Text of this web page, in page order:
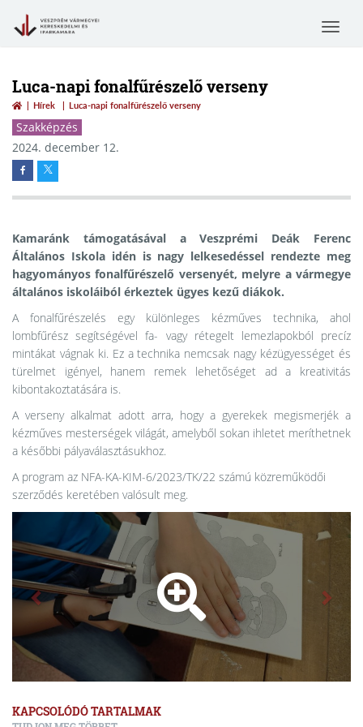
Toggle
Luca-napi fonalfűrészelő verseny
Hírek Luca-napi fonalfűrészelő verseny
Szakképzés
2024. december 12.
Kamaránk támogatásával a Veszprémi Deák Ferenc
Általános Iskola idén is nagy lelkesedéssel rendezte meg
hagyományos fonalfűrészelő versenyét, melyre a vármegye
általános iskoláiból érkeztek ügyes kezű diákok.
A fonalfűrészelés egy különleges kézműves technika, ahol
lombfűrész segítségével fa- vagy rétegelt lemezlapokból precíz
mintákat vágnak ki. Ez a technika nemcsak nagy kézügyességet és
türelmet igényel, hanem remek lehetőséget ad a kreativitás
kibontakoztatására is.
A verseny alkalmat adott arra, hogy a gyerekek megismerjék a
kézműves mesterségek világát, amelyből sokan ihletet meríthetnek
a későbbi pályaválasztásukhoz.
A program az NFA-KA-KIM-6/2023/TK/22 számú közreműködői
szerződés keretében valósult meg.
KAPCSOLÓDÓ TARTALMAK